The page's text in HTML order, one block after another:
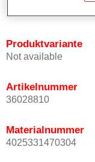
Produktvariante
Not available
Artikelnummer
36028810
Materialnummer
4025331470304